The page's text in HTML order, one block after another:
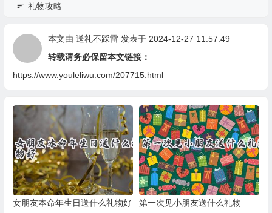
礼物攻略
本文由 送礼不踩雷发表于 2024-12-27 11:57:49
转载请务必保留本文链接：
https://www.youleliwu.com/207715.html
女朋友本命年生日送什么礼物好 第一次见小朋友送什么礼物